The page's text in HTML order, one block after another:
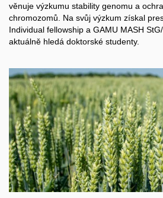
věnuje výzkumu stability genomu a
chromozomů. Na svůj výzkum získal
Individual fellowship a GAMU MASH
aktuálně hledá doktorské studenty.